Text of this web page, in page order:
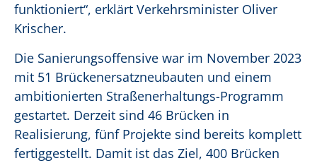
funktioniert“, erklärt Verkehrsminister Oliver
Krischer.
Die Sanierungsoffensive war im November 2023
mit 51 Brückenersatzneubauten und einem
ambitionierten Straßenerhaltungs-Programm
gestartet. Derzeit sind 46 Brücken in
Realisierung, fünf Projekte sind bereits komplett
fertiggestellt. Damit ist das Ziel, 400 Brücken